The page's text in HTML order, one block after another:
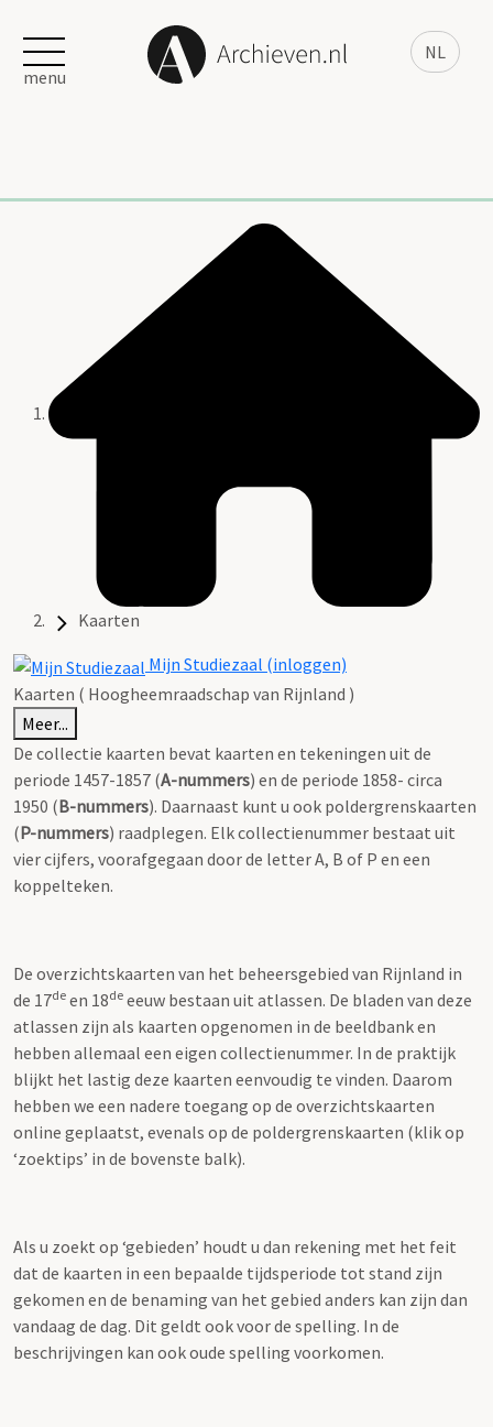
NL
menu
Kaarten
Mijn Studiezaal (inloggen)
Kaarten ( Hoogheemraadschap van Rijnland )
Meer...
De collectie kaarten bevat kaarten en tekeningen uit de
periode 1457-1857 (A-nummers) en de periode 1858- circa
1950 (B-nummers). Daarnaast kunt u ook poldergrenskaarten
(P-nummers) raadplegen. Elk collectienummer bestaat uit
vier cijfers, voorafgegaan door de letter A, B of P en een
koppelteken.
De overzichtskaarten van het beheersgebied van Rijnland in
de 17de en 18de eeuw bestaan uit atlassen. De bladen van deze
atlassen zijn als kaarten opgenomen in de beeldbank en
hebben allemaal een eigen collectienummer. In de praktijk
blijkt het lastig deze kaarten eenvoudig te vinden. Daarom
hebben we een nadere toegang op de overzichtskaarten
online geplaatst, evenals op de poldergrenskaarten (klik op
‘zoektips’ in de bovenste balk).
Als u zoekt op ‘gebieden’ houdt u dan rekening met het feit
dat de kaarten in een bepaalde tijdsperiode tot stand zijn
gekomen en de benaming van het gebied anders kan zijn dan
vandaag de dag. Dit geldt ook voor de spelling. In de
beschrijvingen kan ook oude spelling voorkomen.